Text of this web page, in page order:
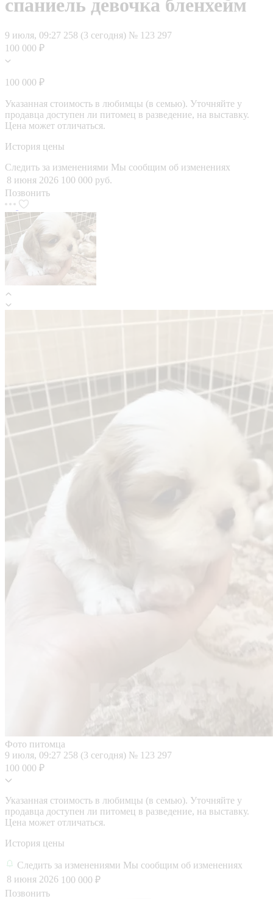
спаниель девочка бленхейм
9 июля, 09:27 258 (3 сегодня) № 123 297
100 000 ₽
100 000 ₽
Указанная стоимость в любимцы (в семью). Уточняйте у
продавца доступен ли питомец в разведение, на выставку.
Цена может отличаться.
История цены
Следить за изменениями Мы сообщим об изменениях
8 июня 2026 100 000 руб.
Позвонить
Фото питомца
9 июля, 09:27 258 (3 сегодня) № 123 297
100 000 ₽
Указанная стоимость в любимцы (в семью). Уточняйте у
продавца доступен ли питомец в разведение, на выставку.
Цена может отличаться.
История цены
Следить за изменениями Мы сообщим об изменениях
8 июня 2026 100 000 ₽
Позвонить